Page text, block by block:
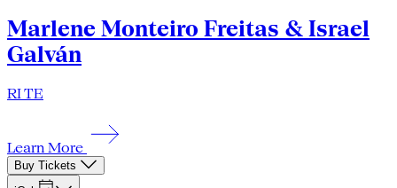
Marlene Monteiro Freitas & Israel
Galván
RI TE
Learn More
Buy Tickets